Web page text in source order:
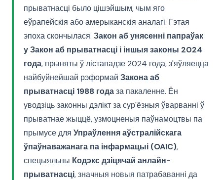
прыватнасці было цішэйшым, чым яго
еўрапейскія або амерыканскія аналагі. Гэтая
эпоха скончылася. Закон аб унясенні папраўак
у Закон аб прыватнасці і іншыя законы 2024
года, прыняты ў лістападзе 2024 года, з'яўляецца
найбуйнейшай рэформай Закона аб
прыватнасці 1988 годаза пакаленне. Ён
уводзіць законны дэлікт за сур'ёзныя ўварванні ў
прыватнае жыццё, узмоцненыя паўнамоцтвы па
прымусе для Упраўлення аўстралійскага
ўпаўнаважанага па інфармацыі (OAIC),
спецыяльны Кодэкс дзіцячай анлайн-
прыватнасці, значныя новыя патрабаванні да